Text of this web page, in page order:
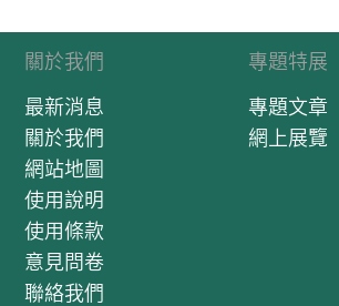
關於我們
最新消息
關於我們
網站地圖
使用說明
使用條款
意見問卷
聯絡我們
專題特展
專題文章
網上展覽